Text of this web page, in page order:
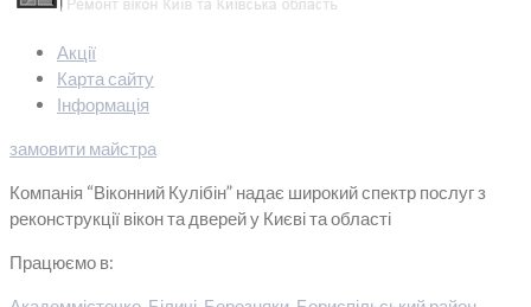
Акції
Карта сайту
Інформація
замовити майстра
Компанія “Віконний Кулібін” надає широкий спектр послуг з
реконструкції вікон та дверей у Києві та області
Працюємо в: